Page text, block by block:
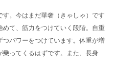
。今はまだ華奢（きゃしゃ）です
て、筋力をつけていく段階。自重
つパワーをつけています。体重が増
ってくるはずです。また、長身